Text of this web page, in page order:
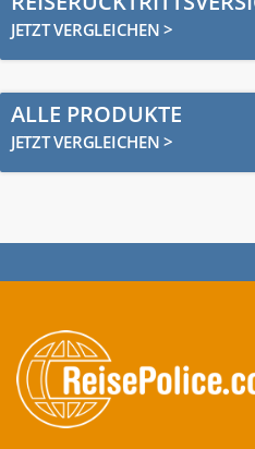
JETZT VERGLEICHEN >
ALLE PRODUKTE
JETZT VERGLEICHEN >